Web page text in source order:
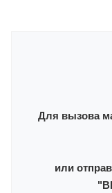
Для вызова
или